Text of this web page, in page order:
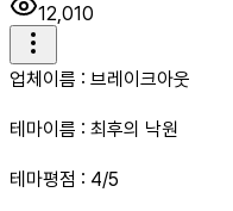
12,010
업체이름 : 브레이크아웃
테마이름 : 최후의 낙원
테마평점 : 4/5